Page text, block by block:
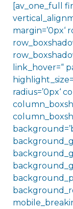
[av_one_full
margin=’0px‘
link_hover=“
radius=’0px‘